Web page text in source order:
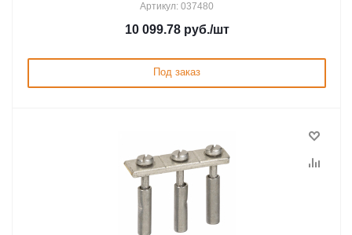
Артикул: 037480
10 099.78руб./шт
Под заказ